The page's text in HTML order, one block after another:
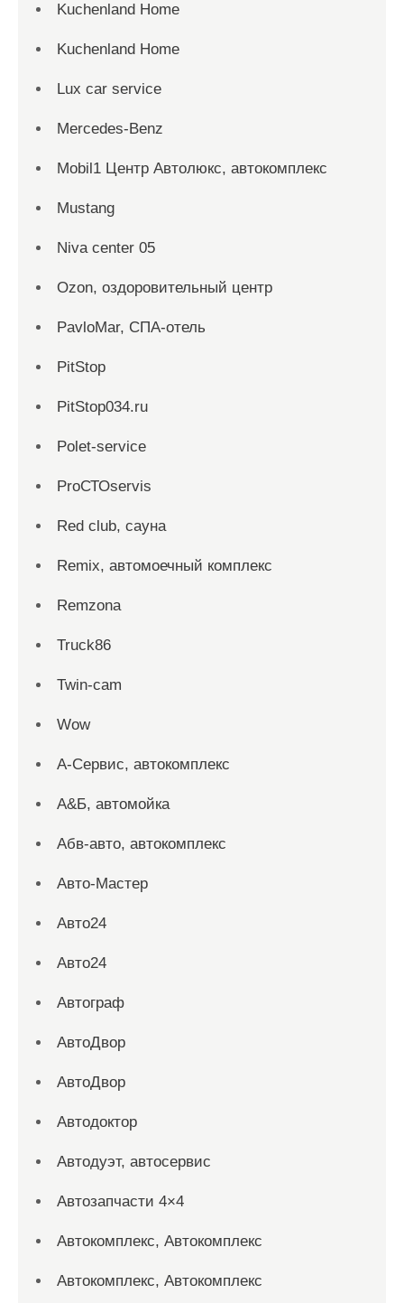
Kuchenland Home
Kuchenland Home
Lux car service
Mercedes-Benz
Mobil1 Центр Автолюкс, автокомплекс
Mustang
Niva center 05
Ozon, оздоровительный центр
PavloMar, СПА-отель
PitStop
PitStop034.ru
Polet-service
ProСТОservis
Red сlub, сауна
Remix, автомоечный комплекс
Remzona
Truck86
Twin-cam
Wow
А-Сервис, автокомплекс
А&Б, автомойка
Абв-авто, автокомплекс
Авто-Мастер
Авто24
Авто24
Автограф
АвтоДвор
АвтоДвор
Автодоктор
Автодуэт, автосервис
Автозапчасти 4×4
Автокомплекс, Автокомплекс
Автокомплекс, Автокомплекс